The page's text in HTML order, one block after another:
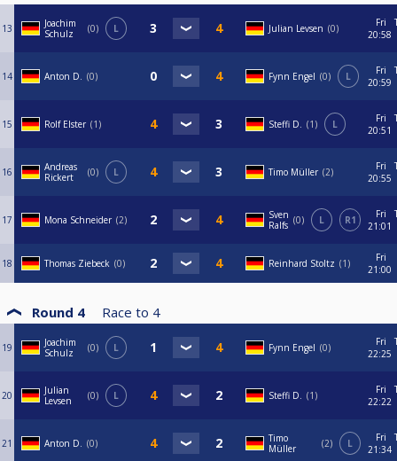
13
Joachim
Schulz
0 L Julian Levsen 0
Fri
20:58
14 Anton D. 0 Fynn Engel 0 L
Fri
20:59
15 Rolf Elster 1 Steffi D. 1 L
Fri
20:51
16
Andreas
Rickert
0 L Timo Müller 2
Fri
20:55
17 Mona Schneider 2
Sven
Ralfs
0 L R1
Fri
21:01
18 Thomas Ziebeck 0 Reinhard Stoltz 1
Fri
21:00
Round 4 Race to 4
19
Joachim
Schulz
0 L Fynn Engel 0
Fri
22:25
20
Julian
Levsen
0 L Steffi D. 1
Fri
22:22
21 Anton D. 0
Timo
Müller
2 L
Fri
21:34